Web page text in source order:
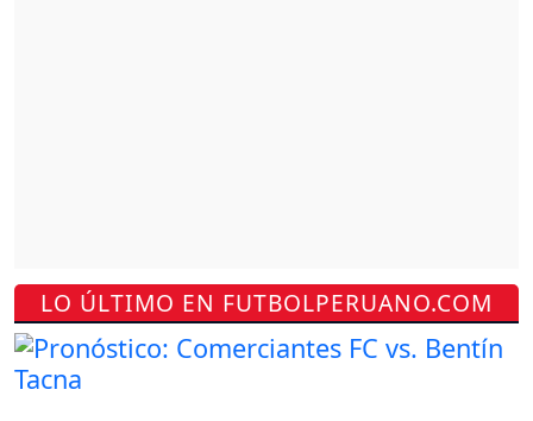
LO ÚLTIMO EN FUTBOLPERUANO.COM